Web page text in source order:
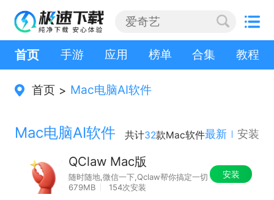
首页 手游 应用 榜单 合集 教程
首页 > Mac电脑AI软件
Mac电脑AI软件 共计32款Mac软件最新 安装
QClaw Mac版
随时随地,微信一下,Qclaw帮你搞定一切
679MB
154次安装
安装